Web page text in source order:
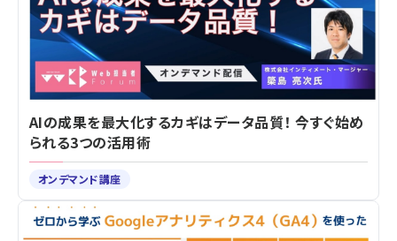
AIの成果を最大化するカギはデータ品質！ 今すぐ始め
られる3つの活用術
オンデマンド講座